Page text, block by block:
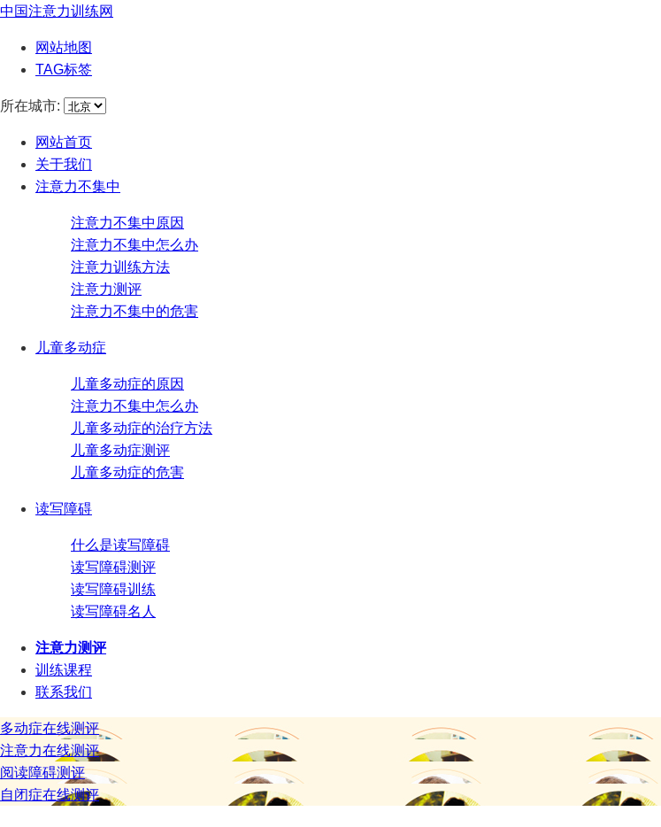
中国注意力训练网
网站地图
TAG标签
所在城市:
网站首页
关于我们
注意力不集中
注意力不集中原因
注意力不集中怎么办
注意力训练方法
注意力测评
注意力不集中的危害
儿童多动症
儿童多动症的原因
注意力不集中怎么办
儿童多动症的治疗方法
儿童多动症测评
儿童多动症的危害
读写障碍
什么是读写障碍
读写障碍测评
读写障碍训练
读写障碍名人
注意力测评
训练课程
联系我们
多动症在线测评
注意力在线测评
阅读障碍测评
自闭症在线测评